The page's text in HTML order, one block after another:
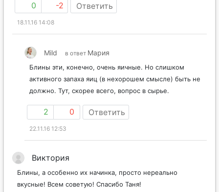
0 -2 Ответить
18.11.16 14:08
Mild в ответ Мария
Блины эти, конечно, очень яичные. Но слишком
активного запаха яиц (в нехорошем смысле) быть не
должно. Тут, скорее всего, вопрос в сырье.
2 0 Ответить
22.11.16 12:53
Виктория
Блины, а особенно их начинка, просто нереально
вкусные! Всем советую! Спасибо Таня!